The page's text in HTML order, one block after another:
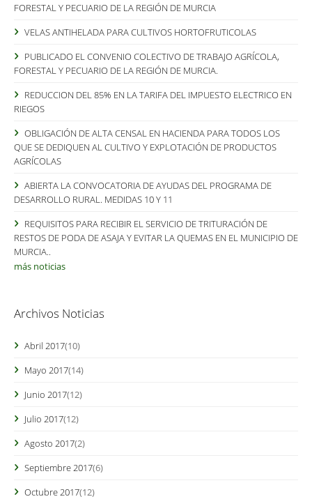
FORESTAL Y PECUARIO DE LA REGIÓN DE MURCIA
VELAS ANTIHELADA PARA CULTIVOS HORTOFRUTICOLAS
PUBLICADO EL CONVENIO COLECTIVO DE TRABAJO AGRÍCOLA,
FORESTAL Y PECUARIO DE LA REGIÓN DE MURCIA.
REDUCCION DEL 85% EN LA TARIFA DEL IMPUESTO ELECTRICO EN
RIEGOS
OBLIGACIÓN DE ALTA CENSAL EN HACIENDA PARA TODOS LOS
QUE SE DEDIQUEN AL CULTIVO Y EXPLOTACIÓN DE PRODUCTOS
AGRÍCOLAS
ABIERTA LA CONVOCATORIA DE AYUDAS DEL PROGRAMA DE
DESARROLLO RURAL. MEDIDAS 10 Y 11
REQUISITOS PARA RECIBIR EL SERVICIO DE TRITURACIÓN DE
RESTOS DE PODA DE ASAJA Y EVITAR LA QUEMAS EN EL MUNICIPIO DE
MURCIA..
más noticias
Archivos Noticias
Abril 2017(10)
Mayo 2017(14)
Junio 2017(12)
Julio 2017(12)
Agosto 2017(2)
Septiembre 2017(6)
Octubre 2017(12)